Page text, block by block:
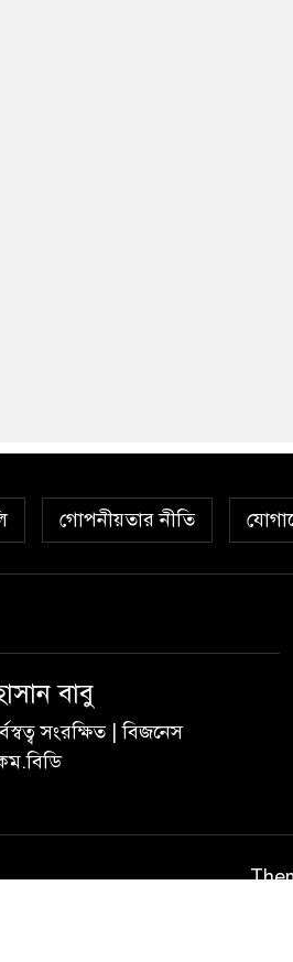
গোপনীয়তার নীতি
বাবু
সংরক্ষিত | বিজনেস